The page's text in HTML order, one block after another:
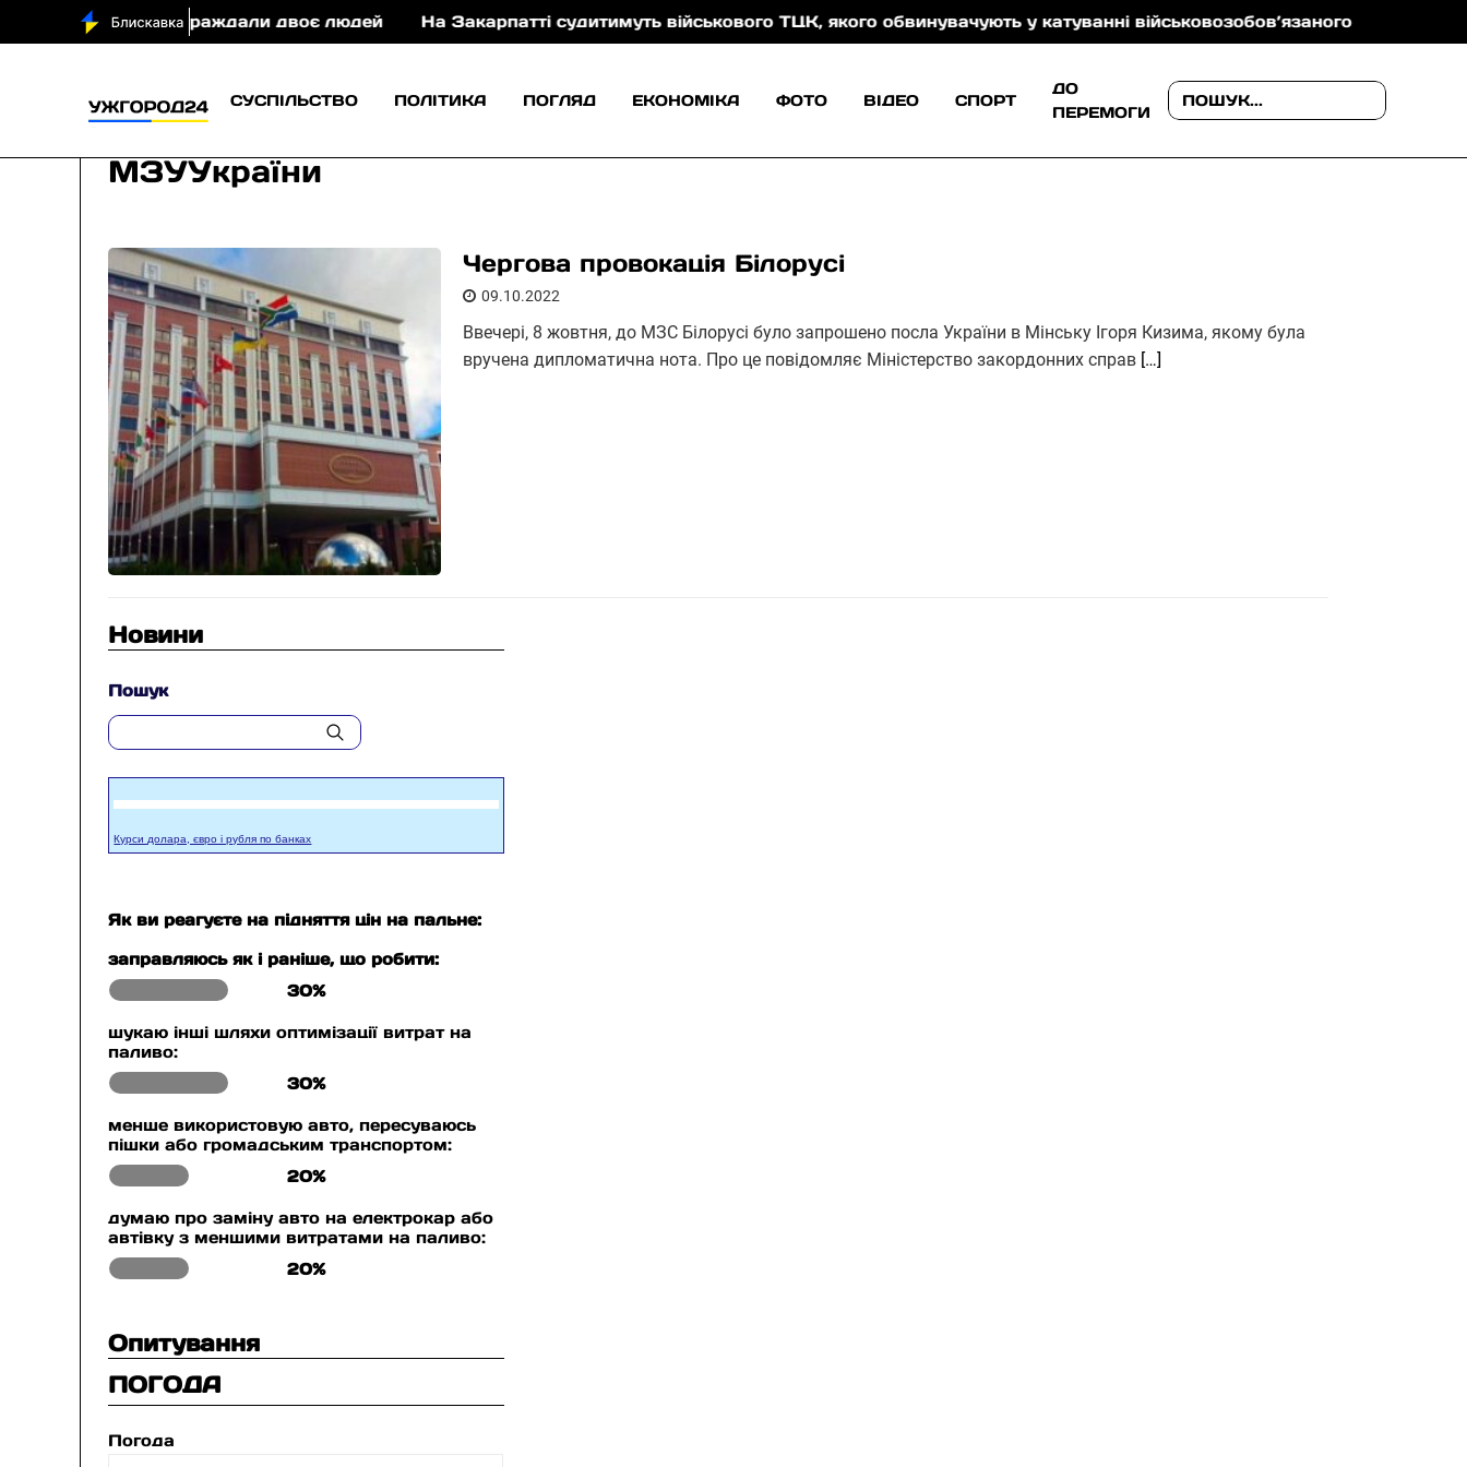
у ДТП постраждали двоє людей На Закарпатті судитимуть військового ТЦК, якого обвинувачують у катуванні військовозобов’язаного На Ужгородщині
СУСПІЛЬСТВО ПОЛІТИКА ПОГЛЯД ЕКОНОМІКА ФОТО ВІДЕО СПОРТ
ДО
ПЕРЕМОГИ
МЗУУкраїни
Чергова провокація Білорусі
09.10.2022
Ввечері, 8 жовтня, до МЗС Білорусі було запрошено посла України в Мінську Ігоря Кизима, якому була
вручена дипломатична нота. Про це повідомляє Міністерство закордонних справ […]
Новини
Пошук
Курси долара, євро і рубля по банках
Як ви реагуєте на підняття цін на пальне:
заправляюсь як і раніше, що робити:
30%
шукаю інші шляхи оптимізації витрат на
паливо:
30%
менше використовую авто, пересуваюсь
пішки або громадським транспортом:
20%
думаю про заміну авто на електрокар або
автівку з меншими витратами на паливо:
20%
Опитування
ПОГОДА
Погода